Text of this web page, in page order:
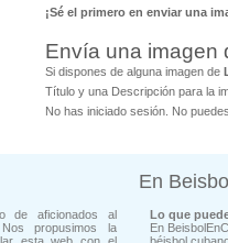
¡Sé el primero en enviar una
Envía una imagen
Si dispones de alguna imagen de
Título y una Descripción para la
No has iniciado sesión. No
de aficionados al
propusimos la
En
Lo que
En